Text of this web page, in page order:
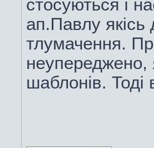
стосуються і
ап.Павлу якісь
тлумачення.
неупереджено,
шаблонів. Тоді